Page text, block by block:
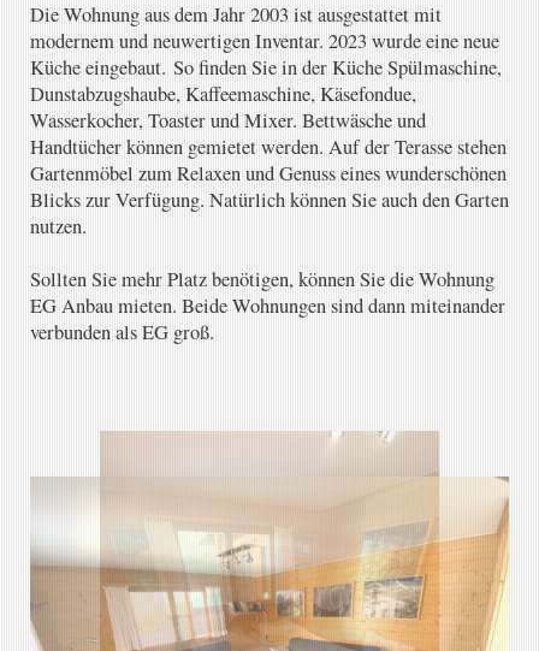
Die Wohnung aus dem Jahr 2003 ist ausgestattet mit
modernem und neuwertigen Inventar. 2023 wurde eine neue
Küche eingebaut. So finden Sie in der Küche Spülmaschine,
Dunstabzugshaube, Kaffeemaschine, Käsefondue,
Wasserkocher, Toaster und Mixer. Bettwäsche und
Handtücher können gemietet werden. Auf der Terasse stehen
Gartenmöbel zum Relaxen und Genuss eines wunderschönen
Blicks zur Verfügung. Natürlich können Sie auch den Garten
nutzen.
Sollten Sie mehr Platz benötigen, können Sie die Wohnung
EG Anbau mieten. Beide Wohnungen sind dann miteinander
verbunden als EG groß.